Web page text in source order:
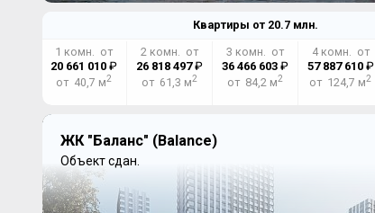
Квартиры от 20.7млн.
1 комн. от
20 661 010 ₽
от 40,7 м2
2 комн. от
26 818 497₽
от 61,3 м2
3 комн. от
36 466 603₽
от 84,2 м2
4 комн. от
57 887 610₽
от 124,7 м2
ЖК "Баланс" (Balance)
Объект сдан.